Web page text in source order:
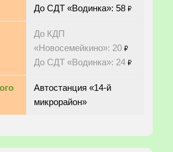
До СДТ «Водинка»: 58
До КДП
«Новосемейкино»: 20
До СДТ «Водинка»: 24
Автостанция «14-й
микрорайон»